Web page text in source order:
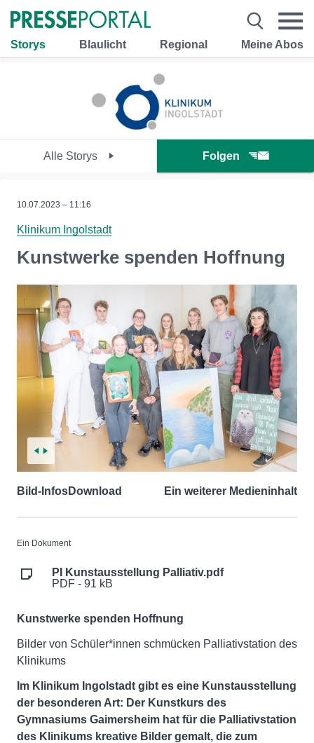
Storys Blaulicht Regional Meine Abos
Alle Storys Folgen
10.07.2023 – 11:16
Klinikum Ingolstadt
Kunstwerke spenden Hoffnung
Bild-InfosDownload Ein weiterer Medieninhalt
Ein Dokument
PI Kunstausstellung Palliativ.pdf
PDF - 91 kB
Kunstwerke spenden Hoffnung
Bilder von Schüler*innen schmücken Palliativstation des
Klinikums
Im Klinikum Ingolstadt gibt es eine Kunstausstellung
der besonderen Art: Der Kunstkurs des
Gymnasiums Gaimersheim hat für die Palliativstation
des Klinikums kreative Bilder gemalt, die zum